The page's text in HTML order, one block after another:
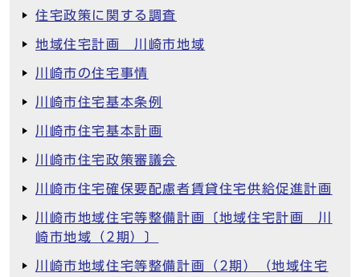
住宅政策に関する調査
地域住宅計画 川崎市地域
川崎市の住宅事情
川崎市住宅基本条例
川崎市住宅基本計画
川崎市住宅政策審議会
川崎市住宅確保要配慮者賃貸住宅供給促進計画
川崎市地域住宅等整備計画〔地域住宅計画 川
崎市地域（2期）〕
川崎市地域住宅等整備計画（2期）（地域住宅